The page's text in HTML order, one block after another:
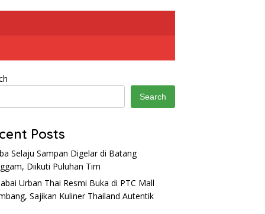
Search
Posts
Selaju Sampan Digelar di Batang
Diikuti Puluhan Tim
Urban Thai Resmi Buka di PTC Mall
Sajikan Kuliner Thailand Autentik